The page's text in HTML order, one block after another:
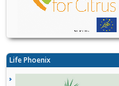
Life Phoenix